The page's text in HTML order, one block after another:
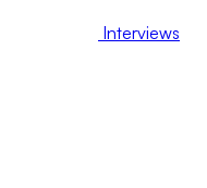
Interviews